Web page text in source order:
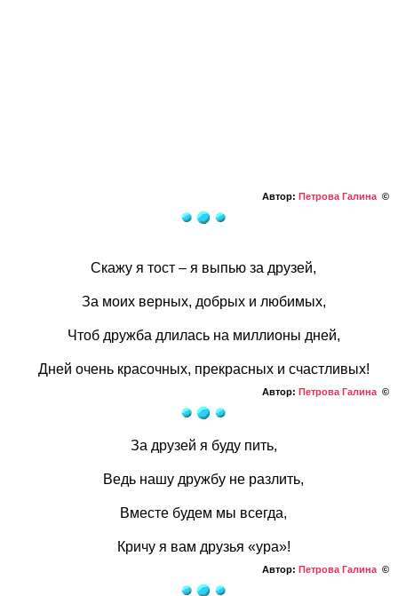
Автор: Петрова Галина ©
Скажу я тост – я выпью за друзей,
За моих верных, добрых и любимых,
Чтоб дружба длилась на миллионы дней,
Дней очень красочных, прекрасных и счастливых!
Автор: Петрова Галина ©
За друзей я буду пить,
Ведь нашу дружбу не разлить,
Вместе будем мы всегда,
Кричу я вам друзья «ура»!
Автор: Петрова Галина ©